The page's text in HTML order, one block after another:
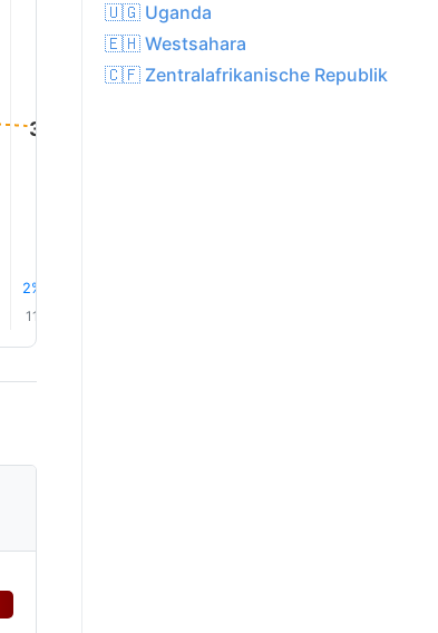
35.0°
2% Regen
11.0 km/h
22
🇺🇬 Uganda
🇪🇭 Westsahara
🇨🇫 Zentralafrikanische Republik